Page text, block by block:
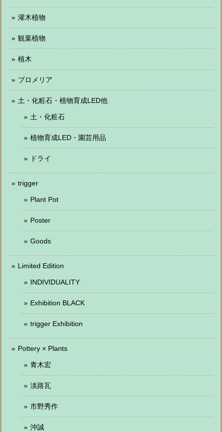
灌木植物
観葉植物
植木
ブロメリア
土・化粧石・植物育成LED他
土・化粧石
植物育成LED・園芸用品
ドライ
trigger
Plant Pot
Poster
Goods
Limited Edition
INDIVIDUALITY
Exhibition BLACK
trigger Exhibition
Pottery × Plants
青木宏
淡路瓦
市野秀作
沖誠